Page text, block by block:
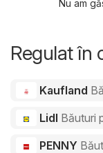
Nu am
Regulat în
Kaufland
Lidl Băuturi
PENNY